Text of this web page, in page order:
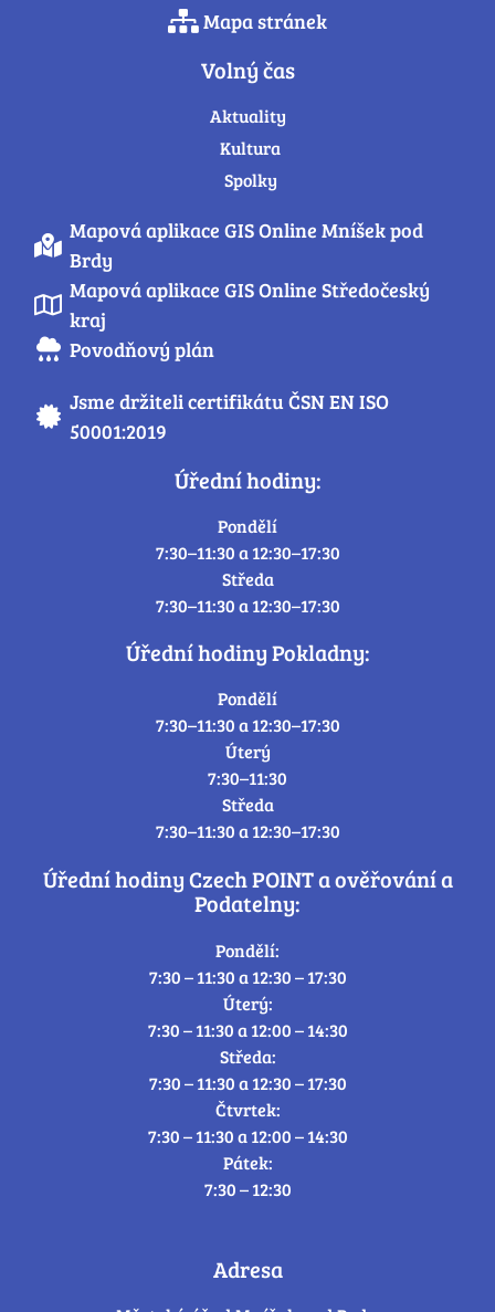
Mapa stránek
Volný čas
Aktuality
Kultura
Spolky
Mapová aplikace GIS Online Mníšek pod
Brdy
Mapová aplikace GIS Online Středočeský
kraj
Povodňový plán
Jsme držiteli certifikátu ČSN EN ISO
50001:2019
Úřední hodiny:
Pondělí
7:30–11:30 a 12:30–17:30
Středa
7:30–11:30 a 12:30–17:30
Úřední hodiny Pokladny:
Pondělí
7:30–11:30 a 12:30–17:30
Úterý
7:30–11:30
Středa
7:30–11:30 a 12:30–17:30
Úřední hodiny Czech POINT a ověřování a
Podatelny:
Pondělí:
7:30 – 11:30 a 12:30 – 17:30
Úterý:
7:30 – 11:30 a 12:00 – 14:30
Středa:
7:30 – 11:30 a 12:30 – 17:30
Čtvrtek:
7:30 – 11:30 a 12:00 – 14:30
Pátek:
7:30 – 12:30
Adresa